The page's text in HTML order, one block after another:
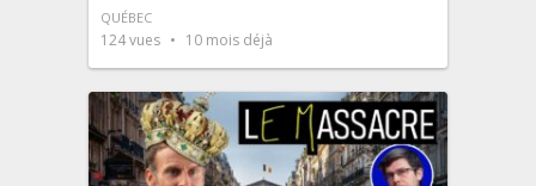
QUÉBEC
124vues 10 mois déjà